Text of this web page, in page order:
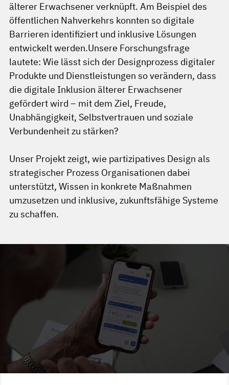
älterer Erwachsener verknüpft. Am Beispiel des
öffentlichen Nahverkehrs konnten so digitale
Barrieren identifiziert und inklusive Lösungen
entwickelt werden.Unsere Forschungsfrage
lautete: Wie lässt sich der Designprozess digitaler
Produkte und Dienstleistungen so verändern, dass
die digitale Inklusion älterer Erwachsener
gefördert wird – mit dem Ziel, Freude,
Unabhängigkeit, Selbstvertrauen und soziale
Verbundenheit zu stärken?
Unser Projekt zeigt, wie partizipatives Design als
strategischer Prozess Organisationen dabei
unterstützt, Wissen in konkrete Maßnahmen
umzusetzen und inklusive, zukunftsfähige Systeme
zu schaffen.